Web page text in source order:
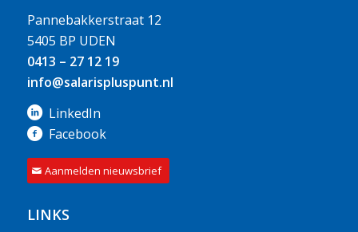
Pannebakkerstraat 12
5405 BP UDEN
0413 – 27 12 19
info@salarispluspunt.nl
LinkedIn
Facebook
Aanmelden nieuwsbrief
LINKS